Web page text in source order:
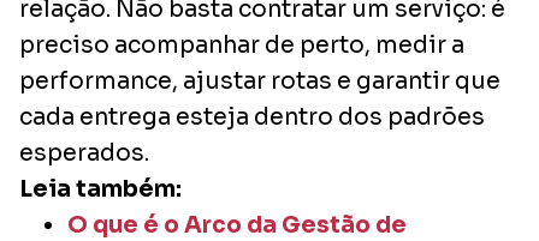
relação. Não basta contratar um serviço: é
preciso acompanhar de perto, medir a
performance, ajustar rotas e garantir que
cada entrega esteja dentro dos padrões
esperados.
Leia também:
O que é o Arco da Gestão de